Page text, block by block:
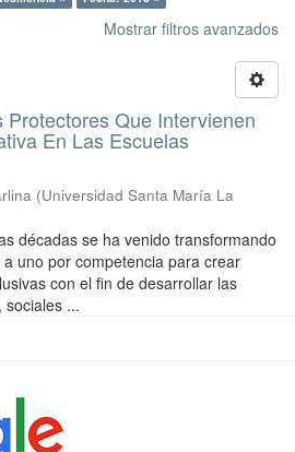
Mostrar filtros avanzados
Protectores Que Intervienen
En Las Escuelas
(Universidad Santa María La
décadas se ha venido transformando
uno por competencia para crear
con el fin de desarrollar las
sociales ...